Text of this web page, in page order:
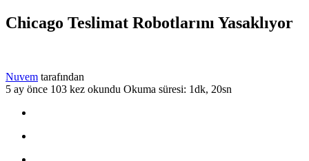
Chicago Teslimat Robotlarını Yasaklıyor
Nuvem tarafından
5 ay önce 103 kez okundu Okuma süresi: 1dk, 20sn